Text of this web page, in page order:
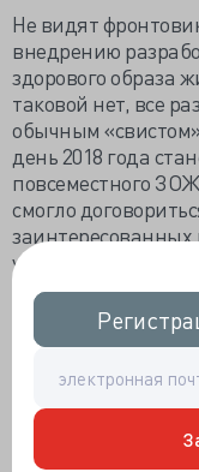
Не видят
внедрению
здорового образа
таковой нет, все
обычным
день 2018 года
повсеместного
смогло
заинтересованных
устраивает
жирного и
Минздрав не смог
сотрудничества,
палаты.
на важные
положено, а через